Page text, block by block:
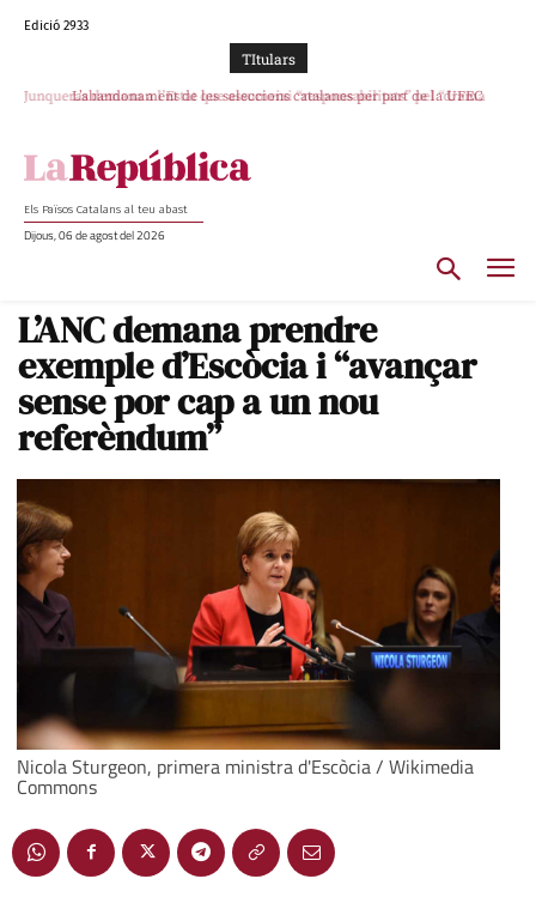
Edició 2933
TItulars
Junqueras demana a l’Estat que assumeixi “responsabilitats” pel “drama
L’abandonament de les seleccions catalanes per part de la UFEC
Els Països Catalans al teu abast
Dijous, 06 de agost del 2026
L’ANC demana prendre
exemple d’Escòcia i “avançar
sense por cap a un nou
referèndum”
Nicola Sturgeon, primera ministra d'Escòcia / Wikimedia
Commons